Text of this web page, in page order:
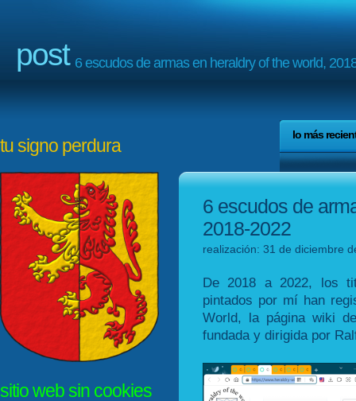
post 6 escudos de armas en heraldry of the world,
lo más
tu signo perdura
sitio web sin cookies
6 escudos de
2018-2022
realización: 31 de diciembre
De 2018 a 2022, los
pintados por mí han
World, la página wiki
fundada y dirigida por